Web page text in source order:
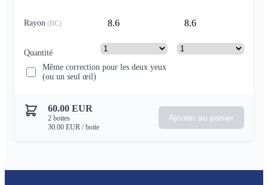
Rayon (BC) 8.6 8.6
Quantité
Même correction pour les deux yeux
(ou un seul œil)
60.00 EUR
2 boites
30.00 EUR / boite
Ajouter au panier